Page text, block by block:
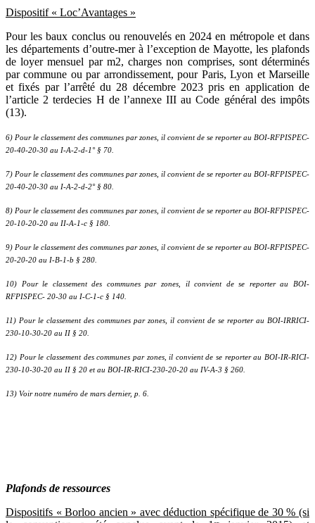
Dispositif « Loc’Avantages »
Pour les baux conclus ou renouvelés en 2024 en métropole et dans
les départements d’outre-mer à l’exception de Mayotte, les plafonds
de loyer mensuel par m2, charges non comprises, sont déterminés
par commune ou par arrondissement, pour Paris, Lyon et Marseille
et fixés par l’arrêté du 28 décembre 2023 pris en application de
l’article 2 terdecies H de l’annexe III au Code général des impôts
(13).
6) Pour le classement des communes par zones, il convient de se reporter au BOI-RFPISPEC-
20-40-20-30 au I-A-2-d-1° § 70.
7) Pour le classement des communes par zones, il convient de se reporter au BOI-RFPISPEC-
20-40-20-30 au I-A-2-d-2° § 80.
8) Pour le classement des communes par zones, il convient de se reporter au BOI-RFPISPEC-
20-10-20-20 au II-A-1-c § 180.
9) Pour le classement des communes par zones, il convient de se reporter au BOI-RFPISPEC-
20-20-20 au I-B-1-b § 280.
10) Pour le classement des communes par zones, il convient de se reporter au BOI-
RFPISPEC- 20-30 au I-C-1-c § 140.
11) Pour le classement des communes par zones, il convient de se reporter au BOI-IRRICI-
230-10-30-20 au II § 20.
12) Pour le classement des communes par zones, il convient de se reporter au BOI-IR-RICI-
230-10-30-20 au II § 20 et au BOI-IR-RICI-230-20-20 au IV-A-3 § 260.
13) Voir notre numéro de mars dernier, p. 6.
Plafonds de ressources
Dispositifs « Borloo ancien » avec déduction spécifique de 30 % (si